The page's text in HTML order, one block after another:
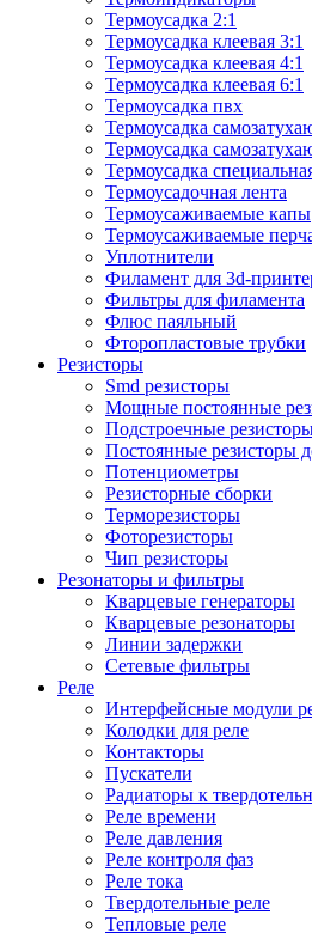
Термоусадка 2:1
Термоусадка клеевая 3:1
Термоусадка клеевая 4:1
Термоусадка клеевая 6:1
Термоусадка пвх
Термоусадка
Термоусадка
Термоусадка
Термоусадочная лента
Термоусаживаемые капы
Термоусаживаемые
Уплотнители
Филамент для 3d-
Фильтры для филамента
Флюс паяльный
Фторопластовые трубки
Резисторы
Smd резисторы
Мощные постоянные
Подстроечные
Постоянные резисторы
Потенциометры
Резисторные сборки
Терморезисторы
Фоторезисторы
Чип резисторы
Резонаторы и фильтры
Кварцевые генераторы
Кварцевые резонаторы
Линии задержки
Сетевые фильтры
Реле
Интерфейсные модули
Колодки для реле
Контакторы
Пускатели
Радиаторы к
Реле времени
Реле давления
Реле контроля фаз
Реле тока
Твердотельные реле
Тепловые реле